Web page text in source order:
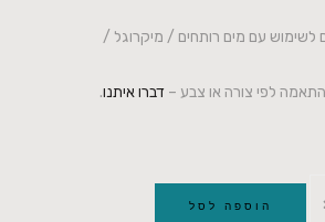
לשימוש עם מים רותחים / מיקרוגל /
לפי צורה או צבע – דברו איתנו.
הוספה לסל